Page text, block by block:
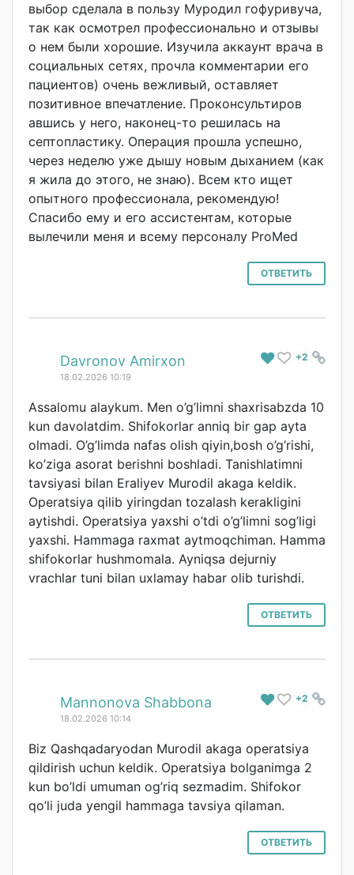
выбор сделала в пользу Муродил гофуривуча,
так как осмотрел профессионально и отзывы
о нем были хорошие. Изучила аккаунт врача в
социальных сетях, прочла комментарии его
пациентов) очень вежливый, оставляет
позитивное впечатление. Проконсультиров
авшись у него, наконец-то решилась на
септопластику. Операция прошла успешно,
через неделю уже дышу новым дыханием (как
я жила до этого, не знаю). Всем кто ищет
опытного профессионала, рекомендую!
Спасибо ему и его ассистентам, которые
вылечили меня и всему персоналу ProMed
ОТВЕТИТЬ
# +2
Davronov Amirxon
18.02.2026 10:19
Assalomu alaykum. Men o’g’limni shaxrisabzda 10
kun davolatdim. Shifokorlar anniq bir gap ayta
olmadi. O’g’limda nafas olish qiyin,bosh o’g’rishi,
ko’ziga asorat berishni boshladi. Tanishlatimni
tavsiyasi bilan Eraliyev Murodil akaga keldik.
Operatsiya qilib yiringdan tozalash kerakligini
aytishdi. Operatsiya yaxshi o’tdi o’g’limni sog’ligi
yaxshi. Hammaga raxmat aytmoqchiman. Hamma
shifokorlar hushmomala. Ayniqsa dejurniy
vrachlar tuni bilan uxlamay habar olib turishdi.
ОТВЕТИТЬ
# +2
Mannonova Shabbona
18.02.2026 10:14
Biz Qashqadaryodan Murodil akaga operatsiya
qildirish uchun keldik. Operatsiya bolganimga 2
kun bo’ldi umuman og’riq sezmadim. Shifokor
qo’li juda yengil hammaga tavsiya qilaman.
ОТВЕТИТЬ